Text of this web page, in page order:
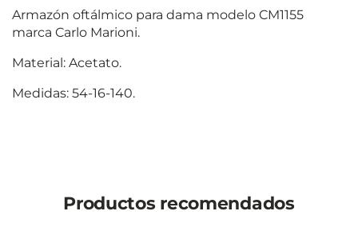
Armazón oftálmico para dama modelo CM1155
marca Carlo Marioni.
Material: Acetato.
Medidas: 54-16-140.
Productos recomendados